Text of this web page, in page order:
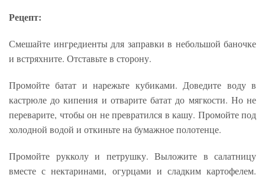
Рецепт:
Смешайте ингредиенты для заправки в небольшой баночке
и встряхните. Отставьте в сторону.
Промойте батат и нарежьте кубиками. Доведите воду в
кастрюле до кипения и отварите батат до мягкости. Но не
переварите, чтобы он не превратился в кашу. Промойте под
холодной водой и откиньте на бумажное полотенце.
Промойте рукколу и петрушку. Выложите в салатницу
вместе с нектаринами, огурцами и сладким картофелем.